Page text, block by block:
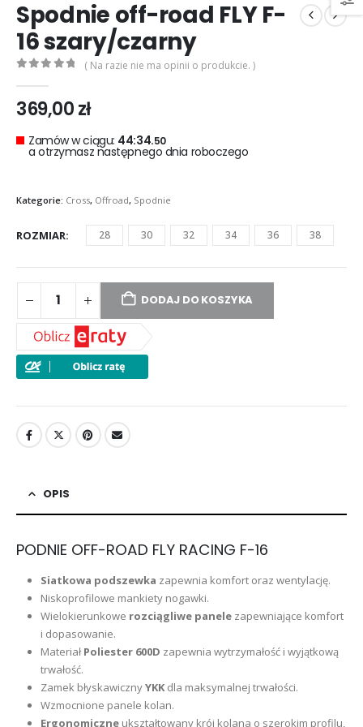
Spodnie off-road FLY F-
16 szary/czarny
( Na razie nie ma opinii o produkcie. )
369,00zł
Zamów w ciągu: 44:34.49
a otrzymasz następnego dnia roboczego
Kategorie: Cross, Offroad, Spodnie
ROZMIAR 28 30 32 34 36 38
DODAJ DO KOSZYKA
OPIS
PODNIE OFF-ROAD FLY RACING F-16
Siatkowa podszewka zapewnia komfort oraz wentylację.
Niskoprofilowe mankiety nogawki.
Wielokierunkowe rozciągliwe panelezapewniające komfort
i dopasowanie.
MateriałPoliester 600D zapewnia wytrzymałość i wyjątkową
trwałość.
Zamek błyskawicznyYKKdla maksymalnej trwałości.
Wzmocnione panele kolan.
Ergonomiczneukształtowany krój kolana o szerokim profilu,